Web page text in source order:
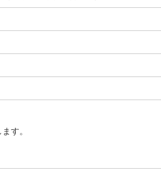
す。